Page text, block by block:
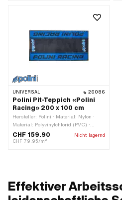
UNIVERSAL 26086
Polini Pit-Teppich «Polini
Racing» 200 x 100 cm
Hersteller: Polini · Material: Nylon ·
Material: Polyvinylchlorid (PVC) ·
Farbe: blau · Farbe: schwarz · Breite:
1000 mm · Gesamtlänge: 2000 mm
CHF 159.90
Nicht lagernd
CHF 79.95/m²
Effektiver